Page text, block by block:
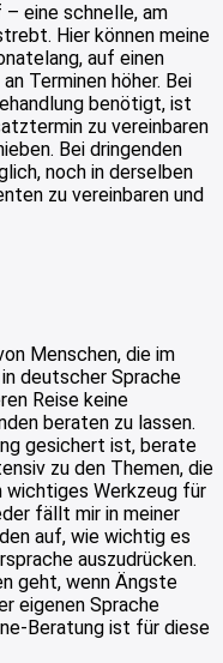
eine schnelle, am
Hier können meine
auf einen
Terminen höher. Bei
benötigt, ist
zu vereinbaren
Bei dringenden
noch in derselben
zu vereinbaren und
Menschen, die im
deutscher Sprache
Reise keine
beraten zu lassen.
gesichert ist, berate
zu den Themen, die
wichtiges Werkzeug für
fällt mir in meiner
auf, wie wichtig es
auszudrücken.
geht, wenn Ängste
eigenen Sprache
Beratung ist für diese